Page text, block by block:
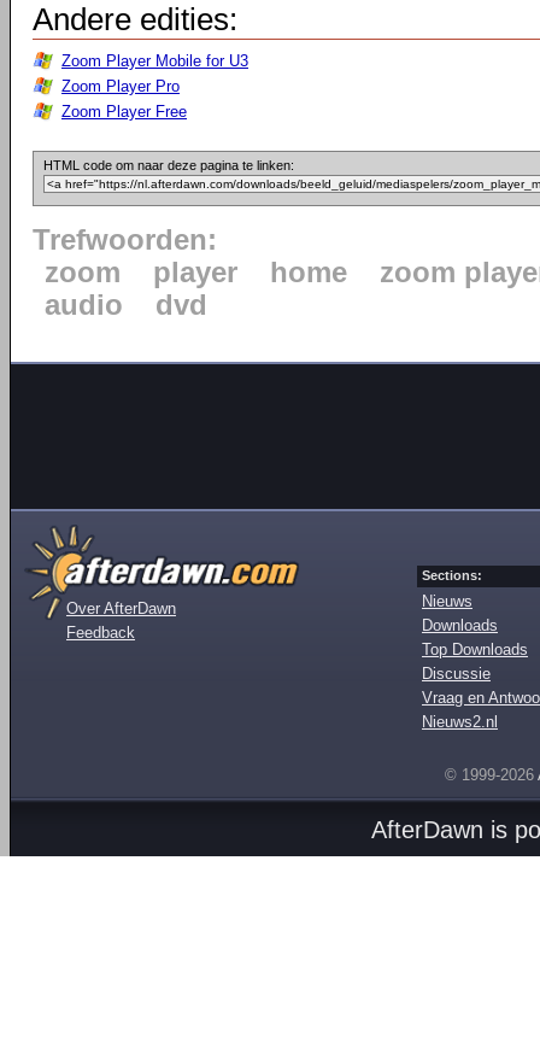
Andere edities:
Zoom Player Mobile for U3
Zoom Player Pro
Zoom Player Free
HTML code om naar deze pagina te linken:
Trefwoorden:
zoom
player home
zoom
audio
dvd
Over AfterDawn
Feedback
Sections:
Nieuws
Downloads
Top Downloads
Discussie
Vraag en
Nieuws2.nl
© 1999-2026
AfterDawn is